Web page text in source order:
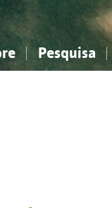
Pesquisa
sociais...
sociais...